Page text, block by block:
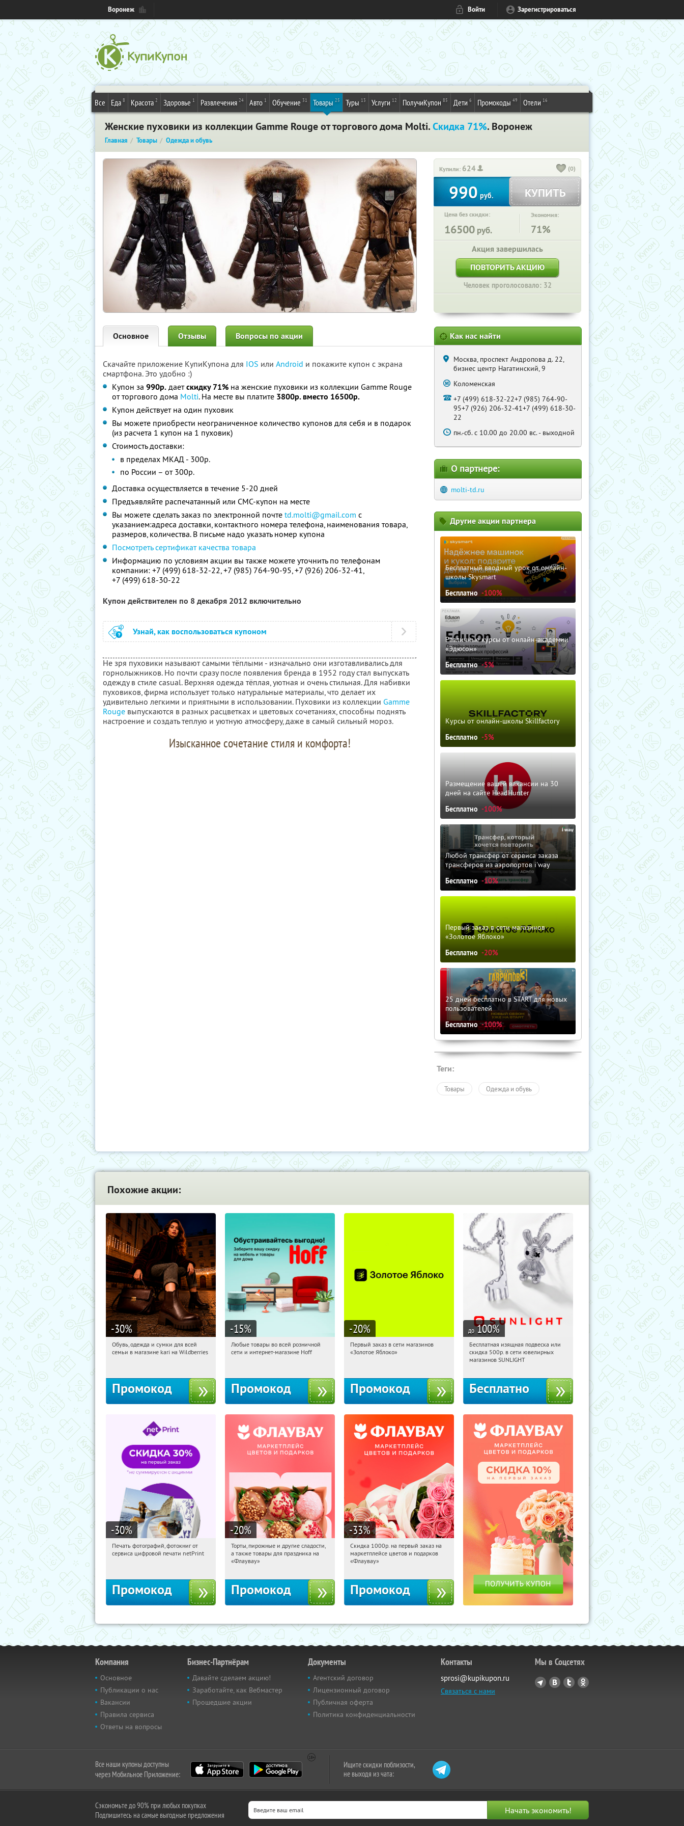
Воронеж Войти Зарегистрироваться
Все Еда 8 Красота 2 Здоровье 1 Развлечения 24 Авто 1 Обучение 31 Товары 25 Туры 13 Услуги 12 ПолучиКупон 85 Дети 6 Промокоды 49 Отели 16
Женские пуховики из коллекции Gamme Rouge от торгового дома Molti.Скидка 71%. Воронеж
Главная Товары Одежда и обувь
Купили: 624 (0)
990 руб. КУПИТЬ
Цена без скидки:
16500 руб.
Экономия:
71%
Акция завершилась
ПОВТОРИТЬ АКЦИЮ
Человек проголосовало: 32
Основное Отзывы Вопросы по акции
Скачайте приложение КупиКупона для IOS или Android и покажите купон с экрана
смартфона. Это удобно :)
Купон за 990р. даетскидку 71% на женские пуховики из коллекции Gamme Rouge
от торгового дома Molti. На месте вы платите 3800р. вместо 16500р.
Купон действует на один пуховик
Вы можете приобрести неограниченное количество купонов для себя и в подарок
(из расчета 1 купон на 1 пуховик)
Стоимость доставки:
в пределах МКАД - 300р.
по России – от 300р.
Доставка осуществляется в течение 5-20 дней
Предъявляйте распечатанный или СМС-купон на месте
Вы можете сделать заказ по электронной почте td.molti@gmail.com с
указанием:адреса доставки, контактного номера телефона, наименования товара,
размеров, количества. В письме надо указать номер купона
Посмотреть сертификат качества товара
Информацию по условиям акции вы также можете уточнить по телефонам
компании: +7 (499) 618-32-22, +7 (985) 764-90-95, +7 (926) 206-32-41,
+7 (499) 618-30-22
Купон действителен по 8 декабря 2012 включительно
Узнай, как воспользоваться купоном
Не зря пуховики называют самыми тёплыми - изначально они изготавливались для
горнолыжников. Но почти сразу после появления бренда в 1952 году стал выпускать
одежду в стиле casual. Верхняя одежда тёплая, уютная и очень стильная. Для набивки
пуховиков, фирма использует только натуральные материалы, что делает их
удивительно легкими и приятными в использовании. Пуховики из коллекции Gamme
Rouge выпускаются в разных расцветках и цветовых сочетаниях, способны поднять
настроение и создать теплую и уютную атмосферу, даже в самый сильный мороз.
Изысканное сочетание стиля и комфорта!
Как нас найти
Москва, проспект Андропова д. 22,
бизнес центр Нагатинский, 9
Коломенская
+7 (499) 618-32-22+7 (985) 764-90-
95+7 (926) 206-32-41+7 (499) 618-30-
22
пн.-сб. с 10.00 до 20.00 вс. - выходной
О партнере:
molti-td.ru
Другие акции партнера
Бесплатный вводный урок от онлайн-
школы Skysmart
Бесплатно -100%
Различные курсы от онлайн-академии
«Эдюсон»
Бесплатно -5%
Курсы от онлайн-школы Skillfactory
Бесплатно -5%
Размещение вашей вакансии на 30
дней на сайте HeadHunter
Бесплатно -100%
Любой трансфер от сервиса заказа
трансферов из аэропортов i'way
Бесплатно -10%
Первый заказ в сети магазинов
«Золотое Яблоко»
Бесплатно -20%
25 дней бесплатно в START для новых
пользователей
Бесплатно -100%
Теги:
Товары Одежда и обувь
Похожие акции:
-30%
04:53:45 Получили:
Обувь, одежда и сумки для всей
семьи в магазине kari на Wildberries
Промокод
-15%
04:53:45 Получили:
Любые товары во всей розничной
сети и интернет-магазине Hoff
Промокод
-20%
04:53:45
Получи первым!
Первый заказ в сети магазинов
«Золотое Яблоко»
Промокод
до 100%
04:53:45 Получили:
Россия
Бесплатная изящная подвеска или
скидка 500р. в сети ювелирных
магазинов SUNLIGHT
Бесплатно
-30%
04:53:45 Получили:
Печать фотографий, фотокниг от
сервиса цифровой печати netPrint
Промокод
-20%
04:53:45 Получили:
Россия
Торты, пирожные и другие сладости,
а также товары для праздника на
«Флаувау»
Промокод
-33%
04:53:45 Получили:
Россия
Скидка 1000р. на первый заказ на
маркетплейсе цветов и подарков
«Флаувау»
Промокод
Компания
Основное
Публикации о нас
Вакансии
Правила сервиса
Ответы на вопросы
Бизнес-Партнёрам
Давайте сделаем акцию!
Заработайте, как Вебмастер
Прошедшие акции
Документы
Агентский договор
Лицензионный договор
Публичная оферта
Политика конфиденциальности
Контакты
sprosi@kupikupon.ru
Связаться с нами
Мы в Соцсетях
Все наши купоны доступны
через Мобильное Приложение:
Ищите скидки поблизости,
не выходя из чата:
Сэкономьте до 90% при любых покупках
Подпишитесь на самые выгодные предложения